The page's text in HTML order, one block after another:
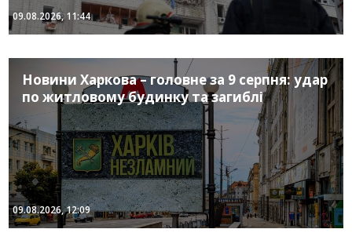
09.08.2026, 11:44
Новини Харкова – головне за 9 серпня: удар
по житловому будинку та загиблі
09.08.2026, 12:09